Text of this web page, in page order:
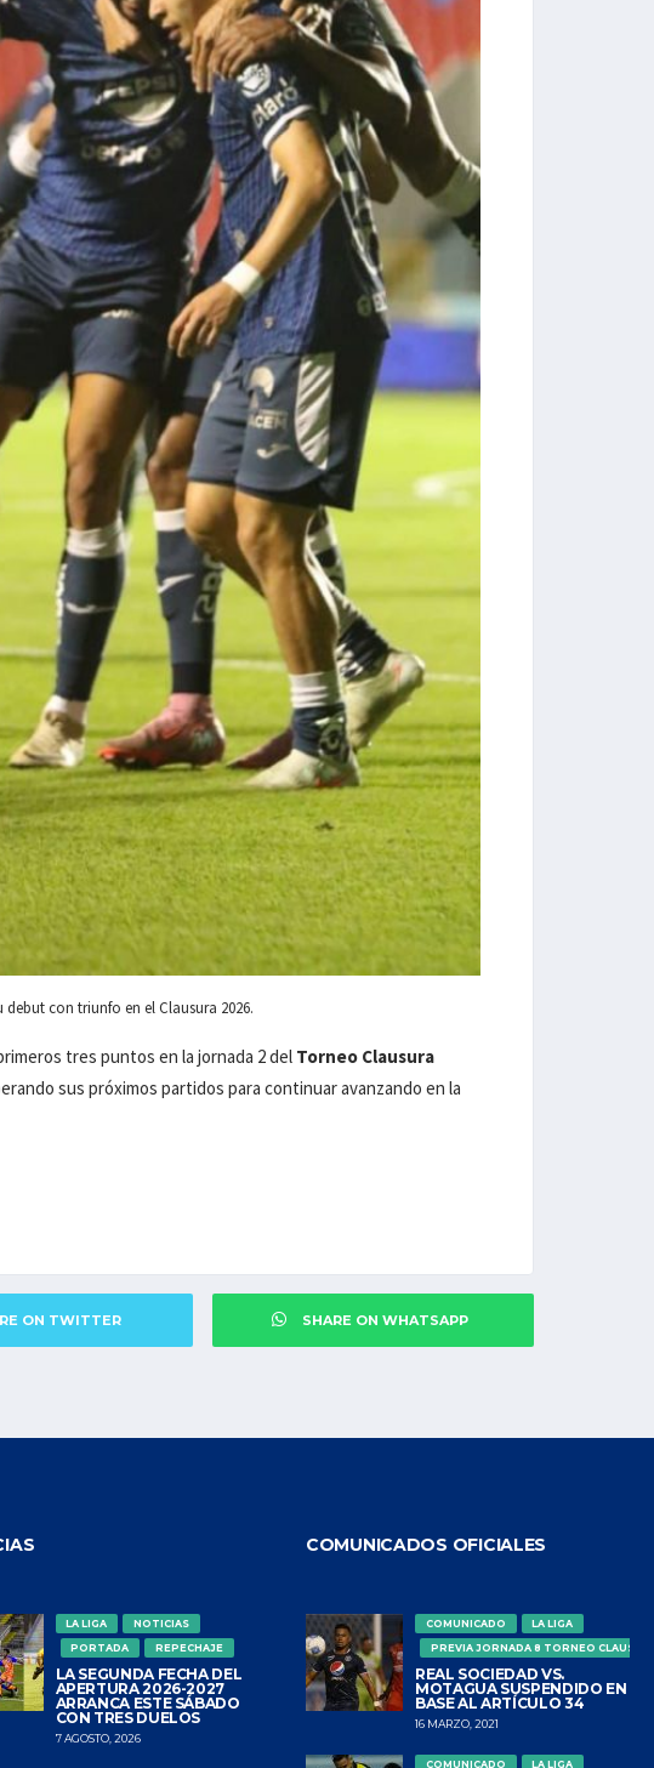
con triunfo en el Clausura 2026.
tres puntos en la jornada 2 del Torneo Clausura
sus próximos partidos para continuar avanzando en la
ON TWITTER SHARE ON WHATSAPP
LA LIGA
NOTICIAS
PORTADA
REPECHAJE
LA SEGUNDA FECHA DEL
APERTURA 2026-2027
ARRANCA ESTE SÁBADO
CON TRES DUELOS
7 AGOSTO, 2026
COMUNICADOS OFICIALES
COMUNICADO
LA LIGA
PREVIA JORNADA 8 TORNEO CLAUSURA
REAL SOCIEDAD VS.
MOTAGUA SUSPENDIDO EN
BASE AL ARTÍCULO 34
16 MARZO, 2021
COMUNICADO LA LIGA